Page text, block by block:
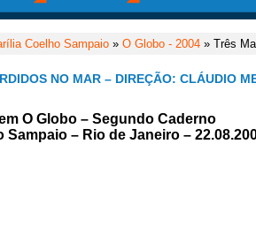
Coelho Sampaio » O Globo - 2004 » Três
NO MAR – DIREÇÃO: CLÁUDIO
O Globo – Segundo Caderno
Sampaio – Rio de Janeiro –